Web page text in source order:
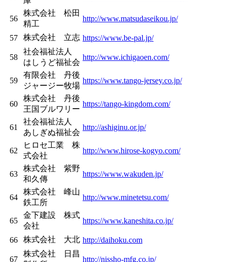
56
株式会社 松田
精工
http://www.matsudaseikou.jp/
57 株式会社 立志 https://www.be-pal.jp/
58
社会福祉法人
はしうど福祉会
http://www.ichigaoen.com/
59
有限会社 丹後
ジャージー牧場
https://www.tango-jersey.co.jp/
60
株式会社 丹後
王国ブルワリー
https://tango-kingdom.com/
61
社会福祉法人
あしぎぬ福祉会
http://ashiginu.or.jp/
62
ヒロセ工業 株
式会社
http://www.hirose-kogyo.com/
63
株式会社 紫野
和久傳
https://www.wakuden.jp/
64
株式会社 峰山
鉄工所
http://www.minetetsu.com/
65
金下建設 株式
会社
https://www.kaneshita.co.jp/
66 株式会社 大北 http://daihoku.com
67
株式会社 日昌
http://nissho-mfg.co.jp/